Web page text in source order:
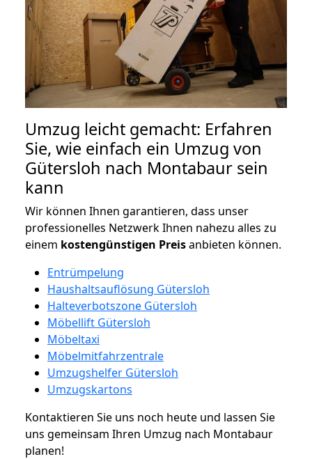
Umzug leicht gemacht: Erfahren
Sie, wie einfach ein Umzug von
Gütersloh nach Montabaur sein
kann
Wir können Ihnen garantieren, dass unser
professionelles Netzwerk Ihnen nahezu alles zu
einem kostengünstigen Preisanbieten können.
Entrümpelung
Haushaltsauflösung Gütersloh
Halteverbotszone Gütersloh
Möbellift Gütersloh
Möbeltaxi
Möbelmitfahrzentrale
Umzugshelfer Gütersloh
Umzugskartons
Kontaktieren Sie uns noch heute und lassen Sie
uns gemeinsam Ihren Umzug nach Montabaur
planen!